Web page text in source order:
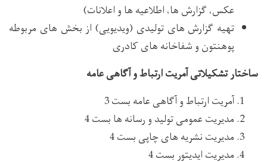
عکس، گزارش ها، اطلاعیه ها و اعلانات)
تهیه گزارش های تولیدی (ویدیویی) از بخش های مربوطه
پوهنتون و شفاخانه های کادری
ساختار تشکیلاتی آمریت ارتباط و آگاهی عامه
آمریت ارتباط و آگاهی عامه بست 3
مدیریت عمومی تولید و رسانه ها بست 4
مدیریت نشریه های چاپی بست 4
مدیریت ایدیتور بست 4